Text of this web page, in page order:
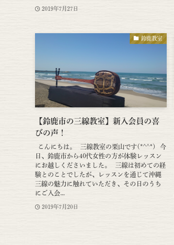
2019年7月27日
鈴鹿教室
【鈴鹿市の三線教室】新入会員の喜
びの声！
こんにちは。 三線教室の栗山です(*^^*) 今
日、鈴鹿市から40代女性の方が体験レッスン
にお越しくださいました。 三線は初めての経
験とのことでしたが、レッスンを通じて沖縄
三線の魅力に触れていただき、その日のうち
にご入会...
2019年7月20日